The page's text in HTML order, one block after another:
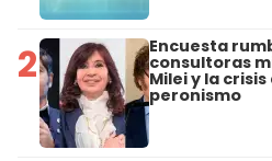
2 Encuesta
consultoras
Milei y la
peronismo